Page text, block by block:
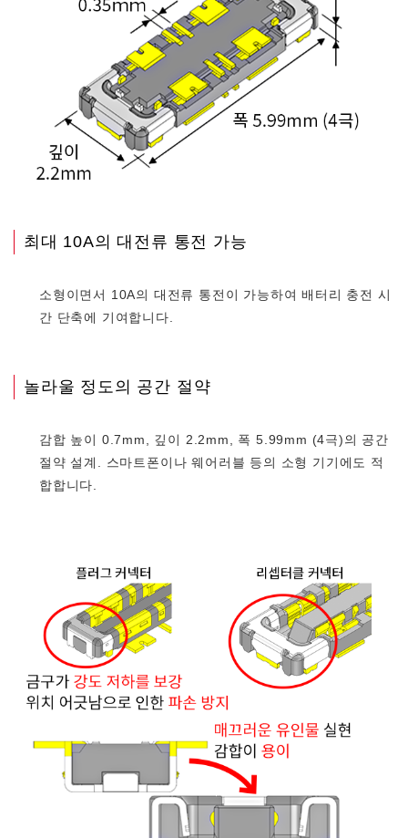
최대 10A의 대전류 통전 가능
소형이면서 10A의 대전류 통전이 가능하여 배터리 충전 시
간 단축에 기여합니다.
놀라울 정도의 공간 절약
감합 높이 0.7mm, 깊이 2.2mm, 폭 5.99mm (4극)의 공간
절약 설계. 스마트폰이나 웨어러블 등의 소형 기기에도 적
합합니다.